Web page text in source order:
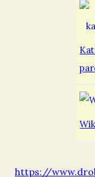
https://